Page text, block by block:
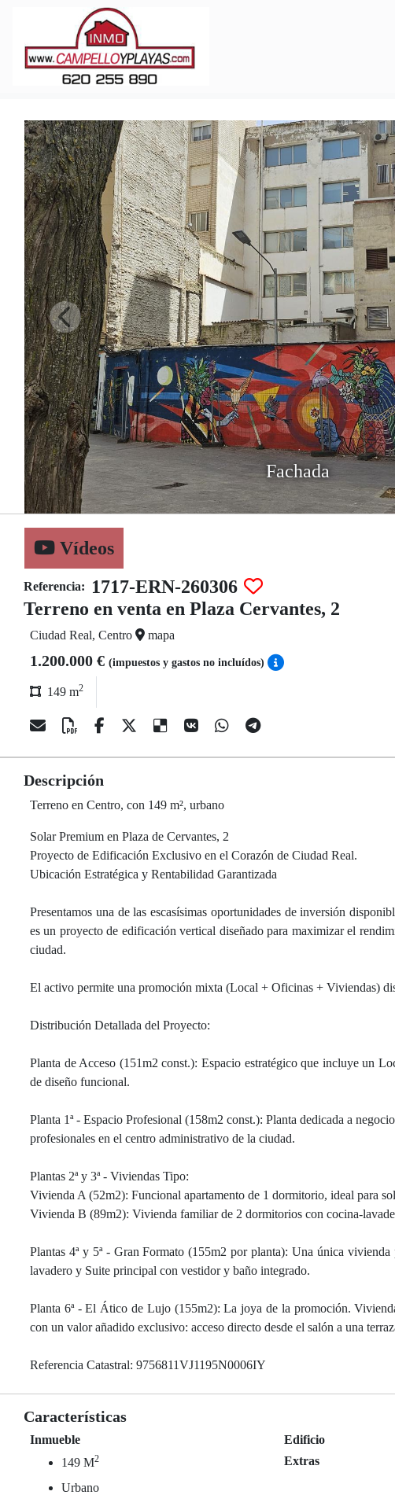
Fachada
Vídeos
Referencia:
1717-ERN-260306
Terreno en venta en Plaza Cervantes, 2
Ciudad Real, Centro mapa
1.200.000 € (impuestos y gastos no incluídos)
149 m2
Descripción
Terreno en Centro, con 149 m², urbano
Solar Premium en Plaza de Cervantes, 2
Proyecto de Edificación Exclusivo en el Corazón de Ciudad Real.
Ubicación Estratégica y Rentabilidad Garantizada
Presentamos una de las escasísimas oportunidades de inversión
es un proyecto de edificación vertical diseñado para maximizar el
ciudad.
El activo permite una promoción mixta (Local + Oficinas + Viviendas)
Distribución Detallada del Proyecto:
Planta de Acceso (151m2 const.): Espacio estratégico que incluye un
de diseño funcional.
Planta 1ª - Espacio Profesional (158m2 const.): Planta dedicada a
profesionales en el centro administrativo de la ciudad.
Plantas 2ª y 3ª - Viviendas Tipo:
Vivienda A (52m2): Funcional apartamento de 1 dormitorio, ideal para
Vivienda B (89m2): Vivienda familiar de 2 dormitorios con cocina-
Plantas 4ª y 5ª - Gran Formato (155m2 por planta): Una única
lavadero y Suite principal con vestidor y baño integrado.
Planta 6ª - El Ático de Lujo (155m2): La joya de la promoción.
con un valor añadido exclusivo: acceso directo desde el salón a una
Referencia Catastral: 9756811VJ1195N0006IY
Características
Inmueble
149 M2
Urbano
Edificio
Extras